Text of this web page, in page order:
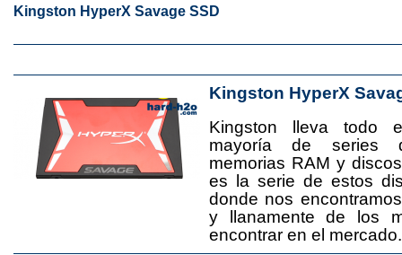
Kingston HyperX Savage SSD
Kingston HyperX
Kingston lleva todo
mayoría de series
memorias RAM y
es la serie de estos
donde nos
y llanamente de los
encontrar en el mercado.